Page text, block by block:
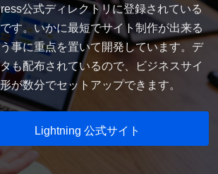
公式ディレクトリに登録されている
す。いかに最短でサイト制作が出来る
事に重点を置いて開発しています。デ
も配布されているので、ビジネスサイ
が数分でセットアップできます。
Lightning 公式サイト